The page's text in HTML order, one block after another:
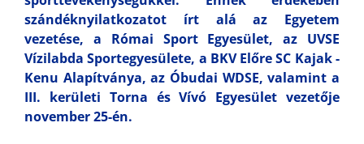
szándéknyilatkozatot írt alá az Egyetem
vezetése, a Római Sport Egyesület, az UVSE
Vízilabda Sportegyesülete, a BKV Előre SC Kajak -
Kenu Alapítványa, az Óbudai WDSE, valamint a
III. kerületi Torna és Vívó Egyesület vezetője
november 25-én.